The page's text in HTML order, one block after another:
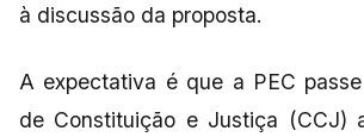
à discussão da proposta.
A expectativa é que a PEC
de Constituição e Justiça (CCJ)